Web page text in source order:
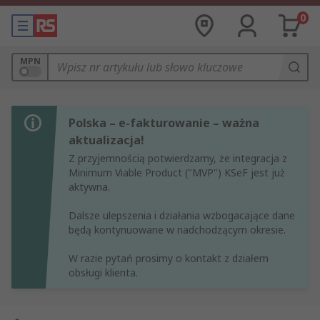
0
MPN
Polska – e-fakturowanie – ważna
aktualizacja!
Z przyjemnością potwierdzamy, że integracja z
Minimum Viable Product ("MVP") KSeF jest już
aktywna.
Dalsze ulepszenia i działania wzbogacające dane
będą kontynuowane w nadchodzącym okresie.
W razie pytań prosimy o kontakt z działem
obsługi klienta.